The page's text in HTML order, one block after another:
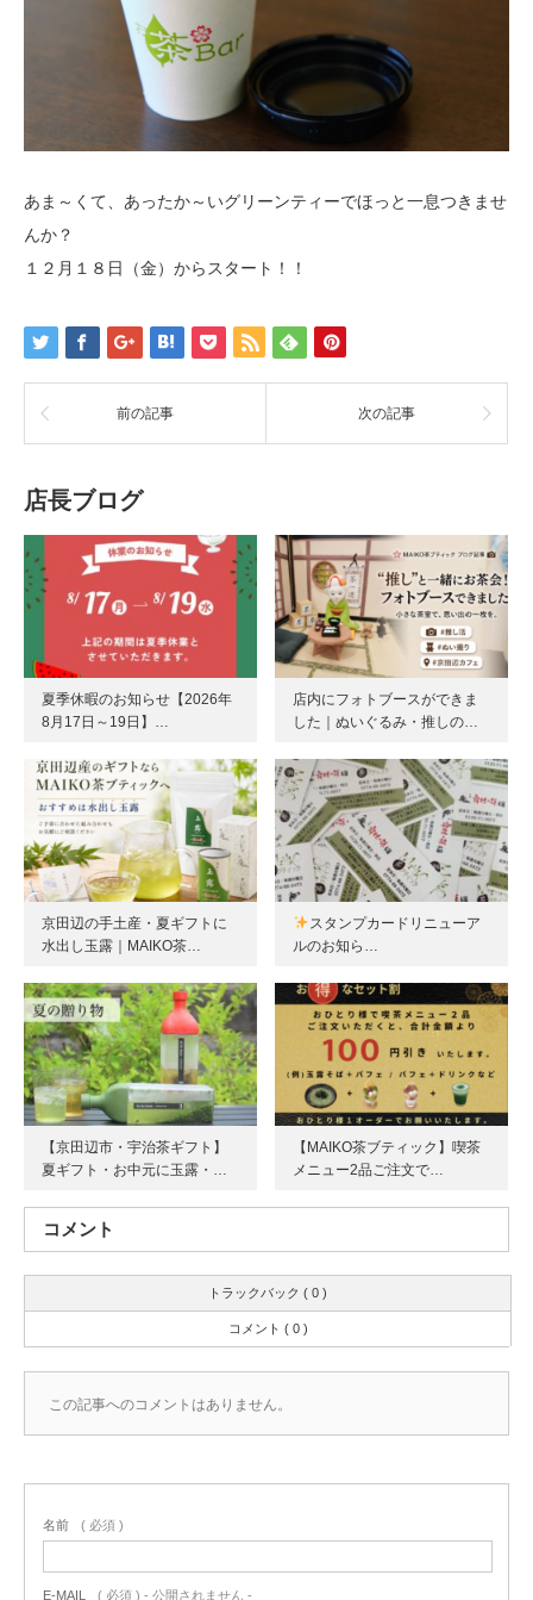
あま～くて、あったか～いグリーンティーでほっと一息つきませ
んか？
１２月１８日（金）からスタート！！
前の記事 次の記事
店長ブログ
夏季休暇のお知らせ【2026年
8月17日～19日】…
店内にフォトブースができま
した｜ぬいぐるみ・推しの…
京田辺の手土産・夏ギフトに
水出し玉露｜MAIKO茶…
スタンプカードリニューア
ルのお知ら…
【京田辺市・宇治茶ギフト】
夏ギフト・お中元に玉露・…
【MAIKO茶ブティック】喫茶
メニュー2品ご注文で…
コメント
トラックバック ( 0 )
コメント ( 0 )
この記事へのコメントはありません。
名前 ( 必須 )
E-MAIL ( 必須 ) - 公開されません -